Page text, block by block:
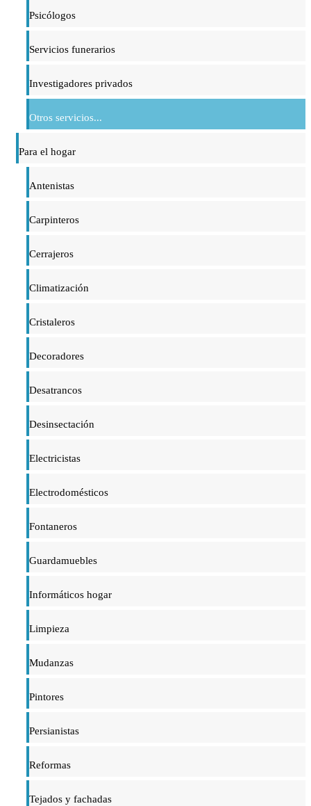
Psicólogos
Servicios funerarios
Investigadores privados
Otros servicios...
Para el hogar
Antenistas
Carpinteros
Cerrajeros
Climatización
Cristaleros
Decoradores
Desatrancos
Desinsectación
Electricistas
Electrodomésticos
Fontaneros
Guardamuebles
Informáticos hogar
Limpieza
Mudanzas
Pintores
Persianistas
Reformas
Tejados y fachadas